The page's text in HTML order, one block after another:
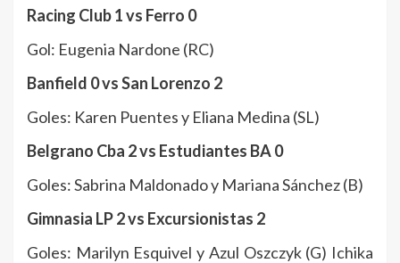
Racing Club 1 vs Ferro 0
Gol: Eugenia Nardone (RC)
Banfield 0 vs San Lorenzo 2
Goles: Karen Puentes y Eliana Medina (SL)
Belgrano Cba 2 vs Estudiantes BA 0
Goles: Sabrina Maldonado y Mariana Sánchez (B)
Gimnasia LP 2 vs Excursionistas 2
Goles: Marilyn Esquivel y Azul Oszczyk (G) Ichika